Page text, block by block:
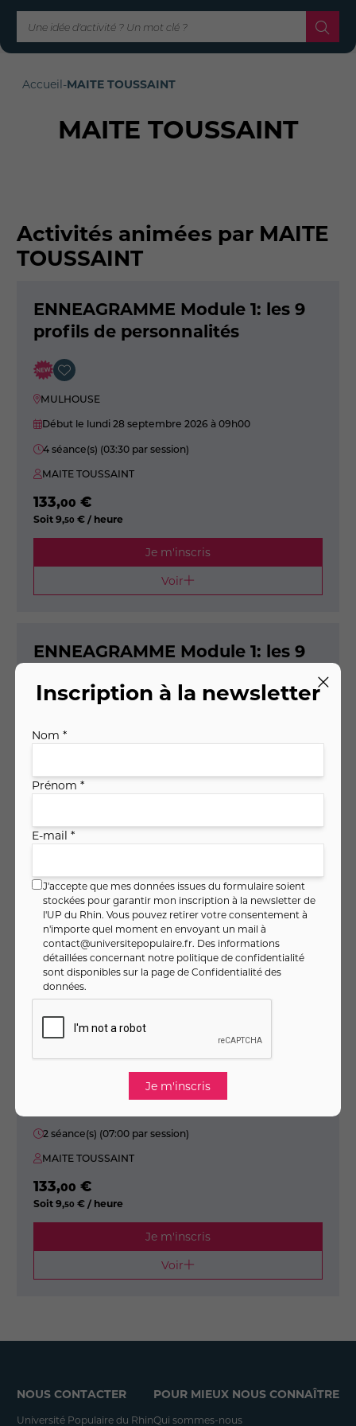
Accueil-MAITE TOUSSAINT
MAITE TOUSSAINT
Activités animées par MAITE
TOUSSAINT
ENNEAGRAMME Module 1: les 9
profils de personnalités
MULHOUSE
Début le lundi 28 septembre 2026 à 09h00
4 séance(s) (03:30 par session)
MAITE TOUSSAINT
133,00 €
Soit9,50 € / heure
Je m'inscris
Voir
ENNEAGRAMME Module 1: les 9
SELESTAT
4 séance(s) (03:30 par session)
133,00€
Je m'inscris
Voir
ENNEAGRAMME Module 1: les 9
profils de personnalités
2 séance(s) (07:00 par session)
MAITE TOUSSAINT
133,00 €
Soit9,50 € / heure
Je m'inscris
Voir
Inscription à la newsletter
Nom *
Prénom *
E-mail *
J'accepte que mes données issues du formulaire soient
stockées pour garantir mon inscription à la newsletter de
l'UP du Rhin. Vous pouvez retirer votre consentement à
n'importe quel moment en envoyant un mail à
contact@universitepopulaire.fr. Des informations
détaillées concernant notre politique de confidentialité
sont disponibles sur la page deConfidentialité des
données.
NOUS CONTACTER
Université Populaire du Rhin
POUR MIEUX NOUS CONNAÎTRE
Qui sommes-nous